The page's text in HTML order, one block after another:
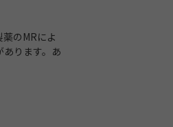
のMRによ
ります。あ